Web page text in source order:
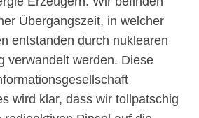
Übergangszeit, in welcher
entstanden durch nuklearen
verwandelt werden. Diese
wird klar, dass wir tollpatschig